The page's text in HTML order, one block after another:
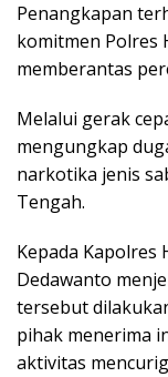
Penangkapan
komitmen Polres
memberantas
Melalui gerak
mengungkap
narkotika jenis
Tengah.
Kepada Kapolres
Dedawanto
tersebut
pihak menerima
aktivitas